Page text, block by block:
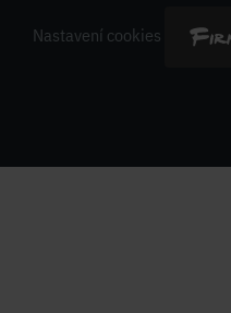
Nastavení cookies